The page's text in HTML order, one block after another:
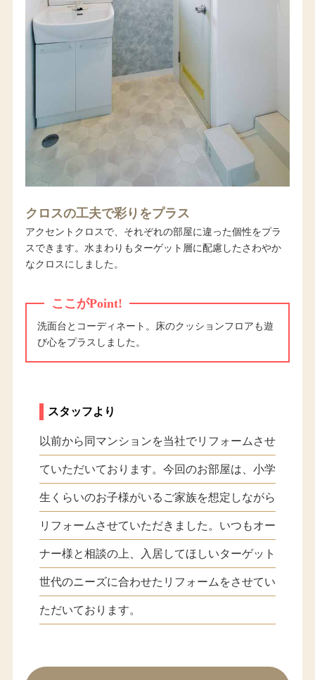
クロスの工夫で彩りをプラス
アクセントクロスで、それぞれの部屋に違った個性をプラ
スできます。水まわりもターゲット層に配慮したさわやか
なクロスにしました。
ここがPoint!
洗面台とコーディネート。床のクッションフロアも遊
び心をプラスしました。
スタッフより
以前から同マンションを当社でリフォームさせ
ていただいております。今回のお部屋は、小学
生くらいのお子様がいるご家族を想定しながら
リフォームさせていただきました。いつもオー
ナー様と相談の上、入居してほしいターゲット
世代のニーズに合わせたリフォームをさせてい
ただいております。